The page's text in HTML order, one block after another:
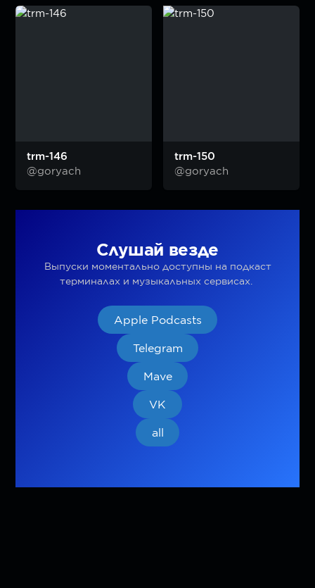
trm-146
@goryach
trm-150
@goryach
Слушай везде
Выпуски моментально доступны на подкаст
терминалах и музыкальных сервисах.
Apple Podcasts
Telegram
Mave
VK
all